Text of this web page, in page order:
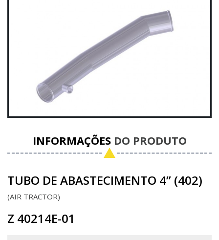
INFORMAÇÕESDO PRODUTO
TUBO DE ABASTECIMENTO 4” (402)
AIR TRACTOR
Z 40214E-01